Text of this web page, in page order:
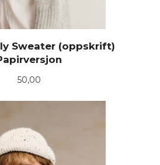
Sweater (oppskrift)
Pris
50,00